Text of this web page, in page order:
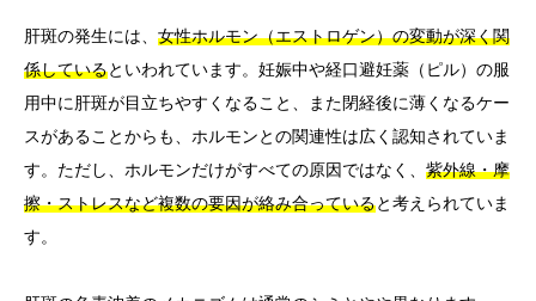
肝斑の発生には、 女性ホルモン（エストロゲン）の変動が深く関
係しているといわれています。妊娠中や経口避妊薬（ピル）の服
用中に肝斑が目立ちやすくなること、また閉経後に薄くなるケー
スがあることからも、ホルモンとの関連性は広く認知されていま
す。ただし、ホルモンだけがすべての原因ではなく、 紫外線・摩
擦・ストレスなど複数の要因が絡み合っていると考えられていま
す。